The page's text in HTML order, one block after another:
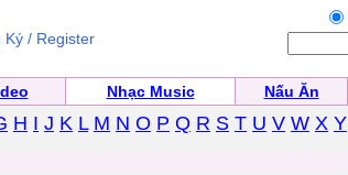
Ký / Register
Nhạc Music Nấu Ăn
H I J K L M N O P Q R S T U V W X Y